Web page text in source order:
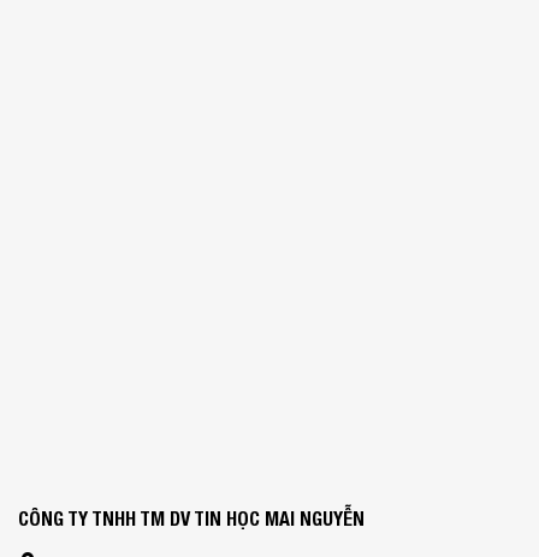
CÔNG TY TNHH TM DV TIN HỌC MAI NGUYỄN